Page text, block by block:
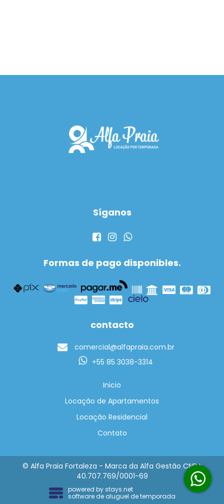
Síganos
Formas de pago disponibles.
contacto
comercial@alfapraia.com.br
+55 85 3038-3314
Inicio
Locação de Apartamentos
Locação Residencial
Contato
© Alfa Praia Fortaleza - Marca da Alfa Gestão CNPJ:
40.707.769/0001-69
powered bystays.net
software de aluguel de temporada